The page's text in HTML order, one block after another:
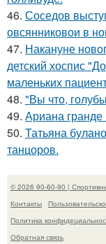
46. Соседов
овсянниковои в
47. Накануне
детский хоспис
маленьких
48. "Вы что,
49. Ариана гранде
50. Татьяна
танцоров.
© 2026 90-60-90 |
Контакты
Политика
Обратная связь